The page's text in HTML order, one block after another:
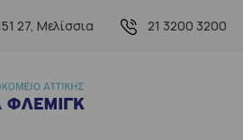
27, Μελίσσια 21 3200 3200